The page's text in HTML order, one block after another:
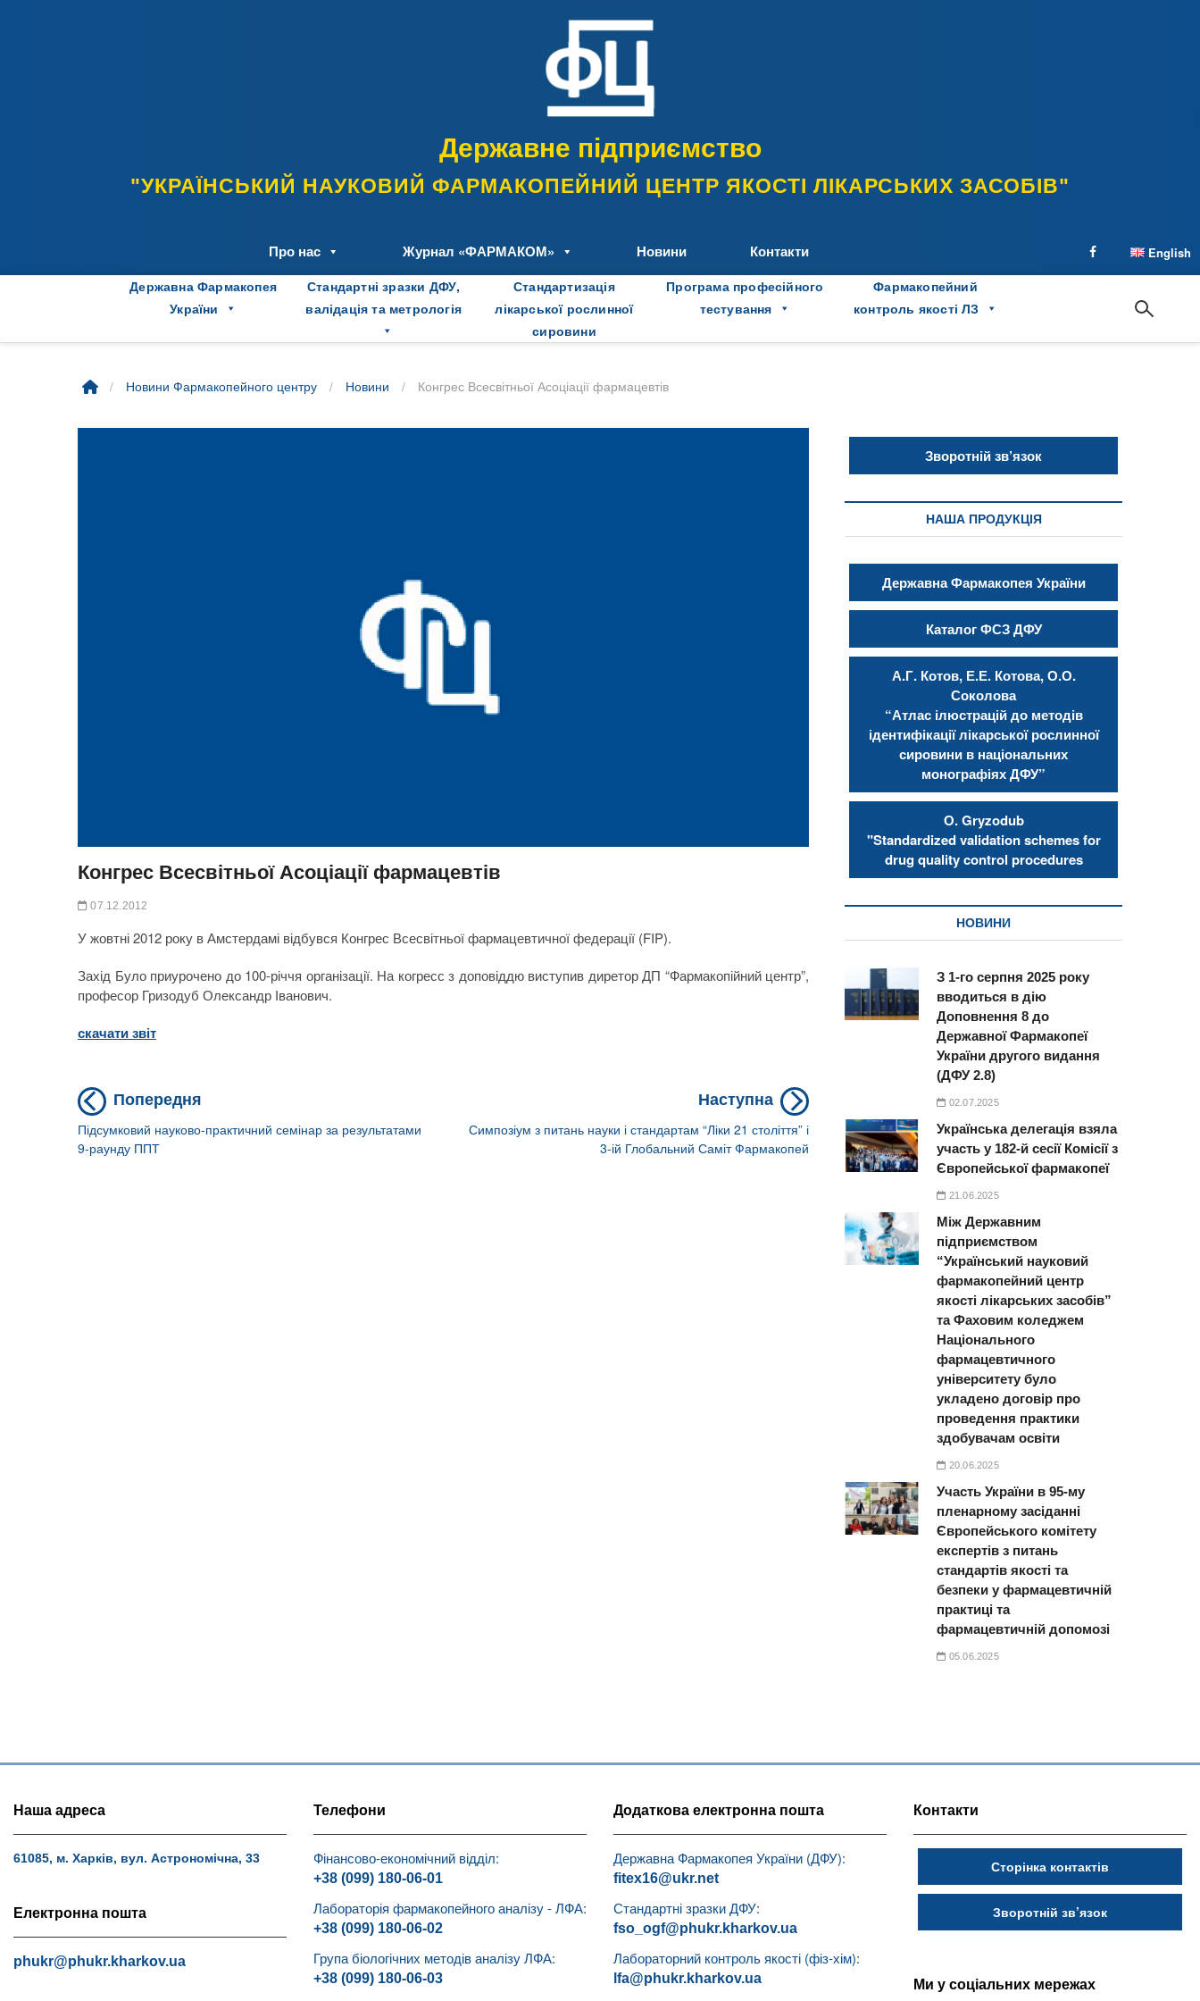
Державне підприємство
"УКРАЇНСЬКИЙ НАУКОВИЙ ФАРМАКОПЕЙНИЙ ЦЕНТР ЯКОСТІ ЛІКАРСЬКИХ ЗАСОБІВ"
English
Про нас Журнал «ФАРМАКОМ» Новини Контакти facebook
Державна Фармакопея
України
Стандартні зразки ДФУ,
валідація та метрологія
Стандартизація
лікарської рослинної
сировини
Програма професійного
тестування
Фармакопейний
контроль якості ЛЗ
/ Новини Фармакопейного центру / Новини / Конгрес Всесвітньої Асоціації фармацевтів
Конгрес Всесвітньої Асоціації фармацевтів
07.12.2012
У жовтні 2012 року в Амстердамі відбувся Конгрес Всесвітньої фармацевтичної федерації (FIP).
Захід Було приурочено до 100-річчя організації. На когресс з доповіддю виступив диретор ДП “Фармакопійний центр”,
професор Гризодуб Олександр Іванович.
скачати звіт
Навігація
записів
Попередня
Підсумковий науково-практичний семінар за результатами
9-раунду ППТ
Наступна
Next
Симпозіум з питань науки і стандартам “Ліки 21 століття” і
3-ій Глобальний Саміт Фармакопей
Зворотній зв’язок
НАША ПРОДУКЦІЯ
Державна Фармакопея України
Каталог ФСЗ ДФУ
А.Г. Котов, Е.Е. Котова, О.О.
Соколова
“Атлас ілюстрацій до методів
ідентифікації лікарської рослинної
сировини в національних
монографіях ДФУ”
О. Gryzodub
"Standardized validation schemes for
drug quality control procedures
НОВИНИ
З 1-го серпня 2025 року
вводиться в дію
Доповнення 8 до
Державної Фармакопеї
України другого видання
(ДФУ 2.8)
02.07.2025
Українська делегація взяла
участь у 182-й сесії Комісії з
Європейської фармакопеї
21.06.2025
Між Державним
підприємством
“Український науковий
фармакопейний центр
якості лікарських засобів”
та Фаховим коледжем
Національного
фармацевтичного
університету було
укладено договір про
проведення практики
здобувачам освіти
20.06.2025
Участь України в 95-му
пленарному засіданні
Європейського комітету
експертів з питань
стандартів якості та
безпеки у фармацевтичній
практиці та
фармацевтичній допомозі
05.06.2025
Наша адреса
61085, м. Харків, вул. Астрономічна, 33
Електронна пошта
phukr@phukr.kharkov.ua
Телефони
Фінансово-економічний відділ:
+38 (099) 180-06-01
Лабораторія фармакопейного аналізу - ЛФА:
+38 (099) 180-06-02
Група біологічних методів аналізу ЛФА:
+38 (099) 180-06-03
Додаткова електронна пошта
Державна Фармакопея України (ДФУ):
fitex16@ukr.net
Стандартні зразки ДФУ:
fso_ogf@phukr.kharkov.ua
Лабораторний контроль якості (фіз-хім):
lfa@phukr.kharkov.ua
Контакти
Сторінка контактів
Зворотній зв’язок
Ми у соціальних мережах